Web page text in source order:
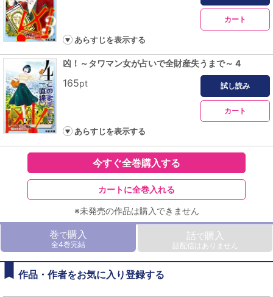
カート
あらすじを表示する
凶！～タワマン女が占いで全財産失うまで～ 4
165pt 試し読み
カート
あらすじを表示する
今すぐ全巻購入する
カートに全巻入れる
※未発売の作品は購入できません
巻で購入
全4巻完結
話で購入
話配信はありません
作品・作者をお気に入り登録する